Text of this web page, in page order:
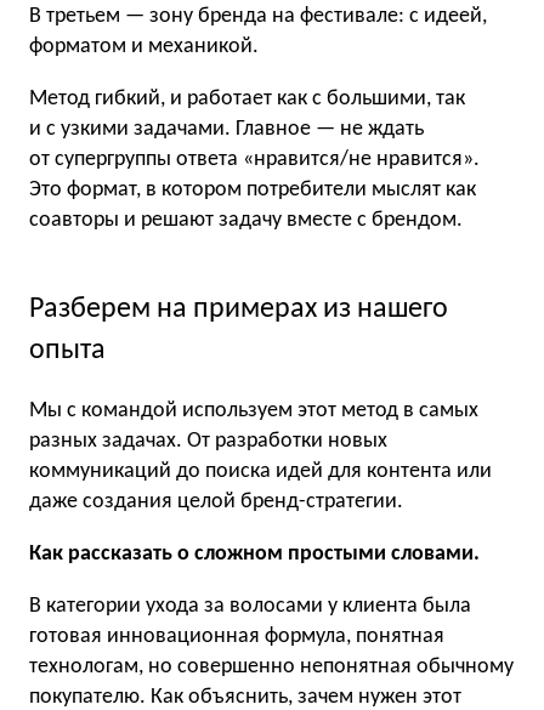
В третьем — зону бренда на фестивале: с идеей,
форматом и механикой.
Метод гибкий, и работает как с большими, так
и с узкими задачами. Главное — не ждать
от супергруппы ответа «нравится/не нравится».
Это формат, в котором потребители мыслят как
соавторы и решают задачу вместе с брендом.
Разберем на примерах из нашего
опыта
Мы с командой используем этот метод в самых
разных задачах. От разработки новых
коммуникаций до поиска идей для контента или
даже создания целой бренд-стратегии.
Как рассказать о сложном простыми словами.
В категории ухода за волосами у клиента была
готовая инновационная формула, понятная
технологам, но совершенно непонятная обычному
покупателю. Как объяснить, зачем нужен этот